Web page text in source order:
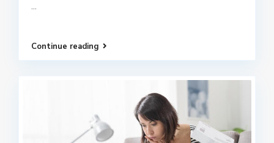
...
Continue reading